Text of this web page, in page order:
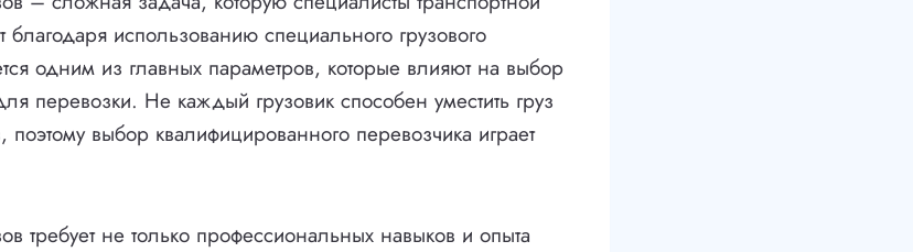
использованию специального грузового
одним из главных параметров, которые влияют на выбор
перевозки. Не каждый грузовик способен уместить груз
выбор квалифицированного перевозчика играет
требует не только профессиональных навыков и опыта